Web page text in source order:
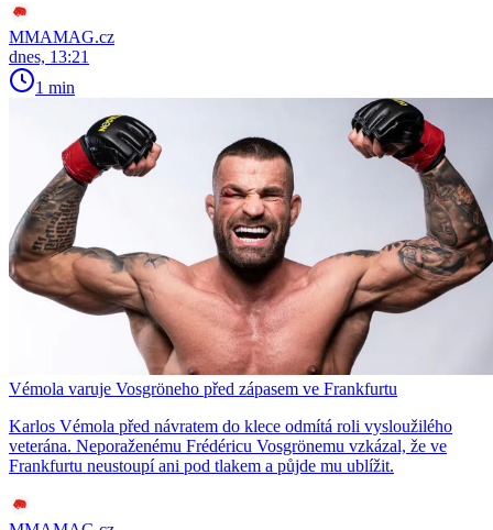
MMAMAG.cz
dnes, 13:21
1 min
Vémola varuje Vosgröneho před zápasem ve Frankfurtu
Karlos Vémola před návratem do klece odmítá roli vysloužilého
veterána. Neporaženému Frédéricu Vosgrönemu vzkázal, že ve
Frankfurtu neustoupí ani pod tlakem a půjde mu ublížit.